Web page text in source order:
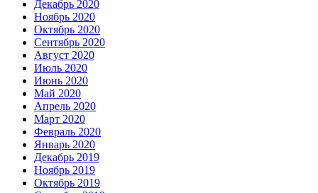
Декабрь 2020
Ноябрь 2020
Октябрь 2020
Сентябрь 2020
Август 2020
Июль 2020
Июнь 2020
Май 2020
Апрель 2020
Март 2020
Февраль 2020
Январь 2020
Декабрь 2019
Ноябрь 2019
Октябрь 2019